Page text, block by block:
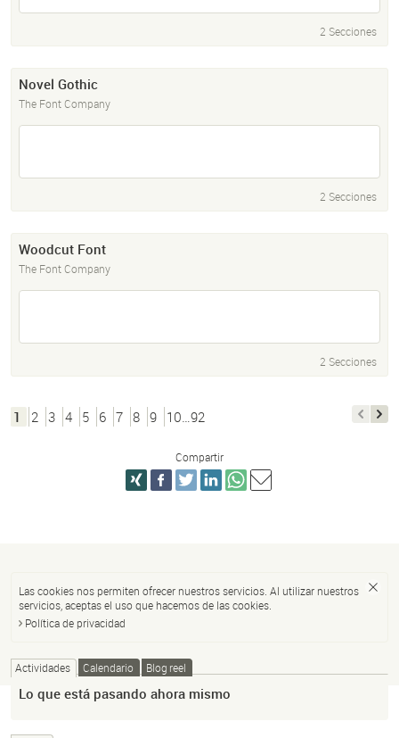
2 Secciones
Novel Gothic
The Font Company
2 Secciones
Woodcut Font
The Font Company
2 Secciones
1 2 3 4 5 6 7 8 9 10…92
Compartir
Las cookies nos permiten ofrecer nuestros servicios. Al utilizar nuestros
servicios, aceptas el uso que hacemos de las cookies.
Política de privacidad
Actividades Calendario Blog reel
Lo que está pasando ahora mismo